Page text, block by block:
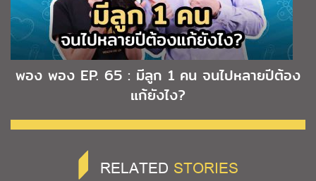
พอง พอง EP. 65 : มีลูก 1 คน จนไปหลายปีต้อง
แก้ยังไง?
RELATED STORIES